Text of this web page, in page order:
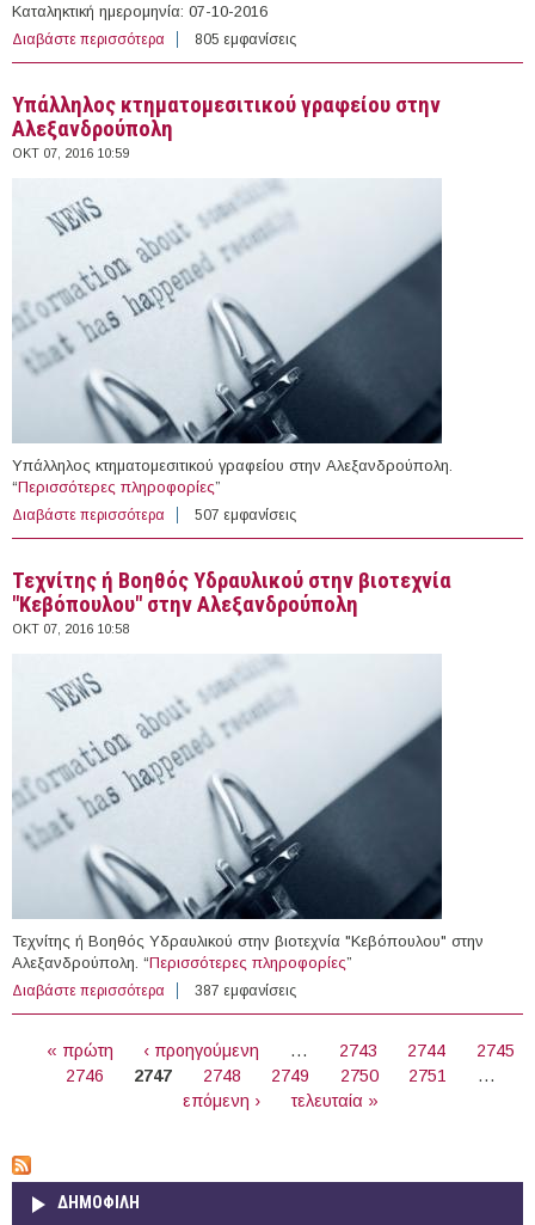
Καταληκτική ημερομηνία: 07-10-2016
Διαβάστε περισσότερα για 69 Ωρομίσθιοι Καθηγητές Φυσικής Αγωγής στην
Κολυμβητική Ομοσπονδία Ελλάδας
805 εμφανίσεις
Υπάλληλος κτηματομεσιτικού γραφείου στην
Αλεξανδρούπολη
ΟΚΤ 07, 2016 10:59
Υπάλληλος κτηματομεσιτικού γραφείου στην Αλεξανδρούπολη.
“Περισσότερες πληροφορίες”
Διαβάστε περισσότερα για Υπάλληλος κτηματομεσιτικού γραφείου στην
Αλεξανδρούπολη
507 εμφανίσεις
Τεχνίτης ή Βοηθός Υδραυλικού στην βιοτεχνία
"Κεβόπουλου" στην Αλεξανδρούπολη
ΟΚΤ 07, 2016 10:58
Τεχνίτης ή Βοηθός Υδραυλικού στην βιοτεχνία "Κεβόπουλου" στην
Αλεξανδρούπολη. “Περισσότερες πληροφορίες”
Διαβάστε περισσότερα για Τεχνίτης ή Βοηθός Υδραυλικού στην βιοτεχνία
"Κεβόπουλου" στην Αλεξανδρούπολη
387 εμφανίσεις
« πρώτη ‹ προηγούμενη … 2743 2744
2745
2746
2747 2748 2749 2750 2751
…
επόμενη ›
τελευταία »
ΔΗΜΟΦΙΛΗ